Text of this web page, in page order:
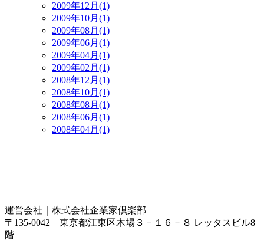
2009年12月(1)
2009年10月(1)
2009年08月(1)
2009年06月(1)
2009年04月(1)
2009年02月(1)
2008年12月(1)
2008年10月(1)
2008年08月(1)
2008年06月(1)
2008年04月(1)
運営会社｜ 株式会社企業家倶楽部
〒135-0042 東京都江東区木場３－１６－８ レッタスビル8
階